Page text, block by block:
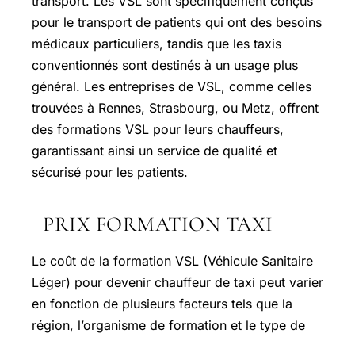
pour le transport de patients qui ont des besoins
médicaux particuliers, tandis que les taxis
conventionnés sont destinés à un usage plus
général. Les entreprises de VSL, comme celles
trouvées à Rennes, Strasbourg, ou Metz, offrent
des formations VSL pour leurs chauffeurs,
garantissant ainsi un service de qualité et
sécurisé pour les patients.
PRIX FORMATION TAXI
Le coût de la formation VSL (Véhicule Sanitaire
Léger) pour devenir chauffeur de taxi peut varier
en fonction de plusieurs facteurs tels que la
région, l’organisme de formation et le type de